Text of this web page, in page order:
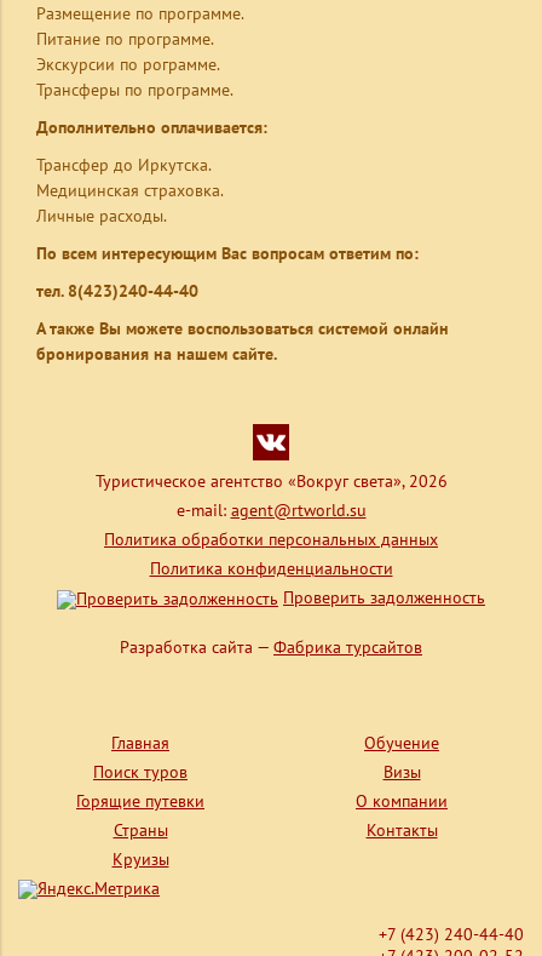
Размещение по программе.
Питание по программе.
Экскурсии по рограмме.
Трансферы по программе.
Дополнительно оплачивается:
Трансфер до Иркутска.
Медицинская страховка.
Личные расходы.
По всем интересующим Вас вопросам ответим по:
тел. 8(423)240-44-40
А также Вы можете воспользоваться системой онлайн
бронирования на нашем сайте.
Туристическое агентство «Вокруг света», 2026
e-mail: agent@rtworld.su
Политика обработки персональных данных
Политика конфиденциальности
Проверить задолженность
Разработка сайта — Фабрика турсайтов
Главная
Поиск туров
Горящие путевки
Страны
Круизы
Обучение
Визы
О компании
Контакты
+7 (423) 240-44-40